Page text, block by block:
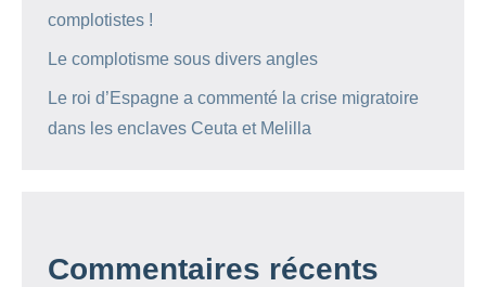
complotistes !
Le complotisme sous divers angles
Le roi d’Espagne a commenté la crise migratoire
dans les enclaves Ceuta et Melilla
Commentaires récents